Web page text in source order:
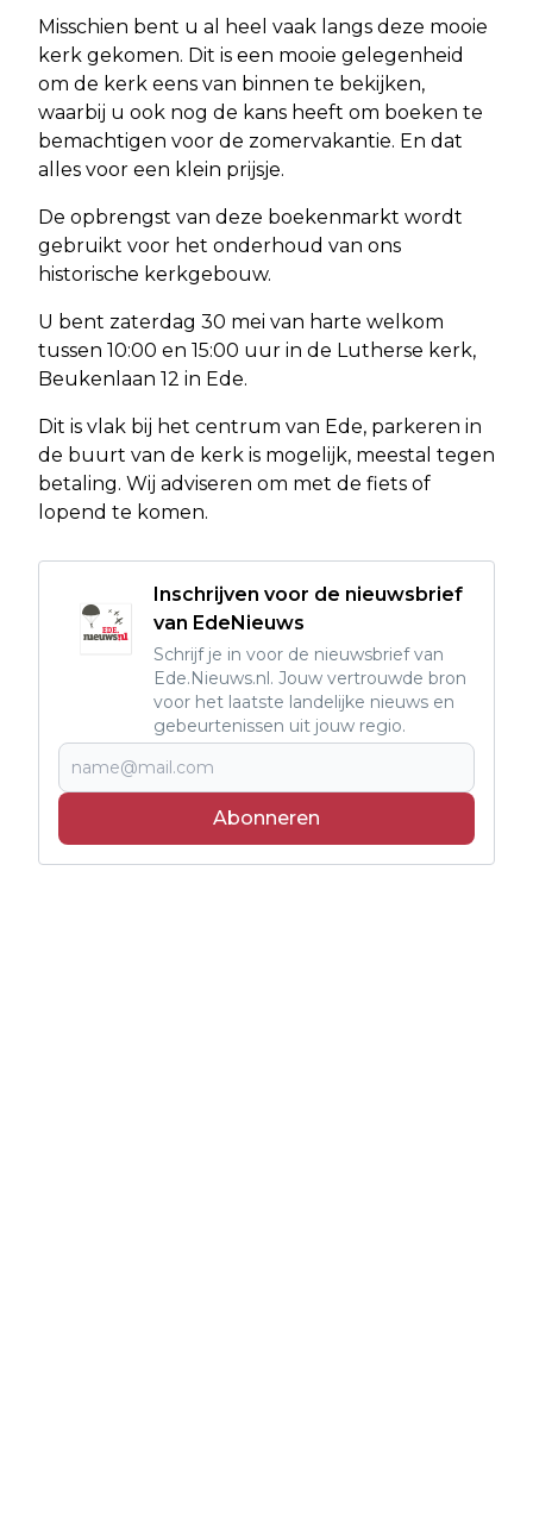
Misschien bent u al heel vaak langs deze mooie
kerk gekomen. Dit is een mooie gelegenheid
om de kerk eens van binnen te bekijken,
waarbij u ook nog de kans heeft om boeken te
bemachtigen voor de zomervakantie. En dat
alles voor een klein prijsje.
De opbrengst van deze boekenmarkt wordt
gebruikt voor het onderhoud van ons
historische kerkgebouw.
U bent zaterdag 30 mei van harte welkom
tussen 10:00 en 15:00 uur in de Lutherse kerk,
Beukenlaan 12 in Ede.
Dit is vlak bij het centrum van Ede, parkeren in
de buurt van de kerk is mogelijk, meestal tegen
betaling. Wij adviseren om met de fiets of
lopend te komen.
Inschrijven voor de nieuwsbrief
van EdeNieuws
Schrijf je in voor de nieuwsbrief van
Ede.Nieuws.nl. Jouw vertrouwde bron
voor het laatste landelijke nieuws en
gebeurtenissen uit jouw regio.
Abonneren